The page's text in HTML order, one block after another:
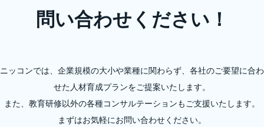
問い合わせください！
ニッコンでは、企業規模の大小や業種に関わらず、各社のご要望に合わ
せた人材育成プランをご提案いたします。
また、教育研修以外の各種コンサルテーションもご支援いたします。
まずはお気軽にお問い合わせください。